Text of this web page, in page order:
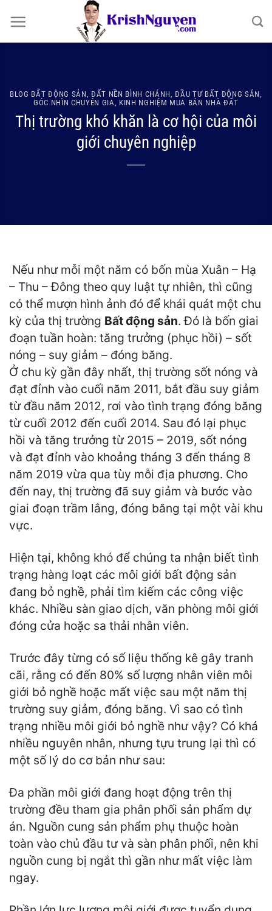
qua
nội
BLOG BẤT ĐỘNG SẢN ĐẤT NỀN BÌNH CHÁNH ,ĐẦU TƯ BẤT ĐỘNG SẢN
GÓC NHÌN CHUYÊN GIA
KINH NGHIỆM MUA BÁN NHÀ ĐẤT
Thị trường khó khăn là cơ hội của môi
giới chuyên nghiệp
Nếu như mỗi một năm có bốn mùa Xuân – Hạ
– Thu – Đông theo quy luật tự nhiên, thì cũng
có thể mượn hình ảnh đó để khái quát một chu
kỳ của thị trường Bất động sản. Đó là bốn giai
đoạn tuần hoàn: tăng trưởng (phục hồi) – sốt
nóng – suy giảm – đóng băng.
Ở chu kỳ gần đây nhất, thị trường sốt nóng và
đạt đỉnh vào cuối năm 2011, bắt đầu suy giảm
từ đầu năm 2012, rơi vào tình trạng đóng băng
từ cuối 2012 đến cuối 2014. Sau đó lại phục
hồi và tăng trưởng từ 2015 – 2019, sốt nóng
và đạt đỉnh vào khoảng tháng 3 đến tháng 8
năm 2019 vừa qua tùy mỗi địa phương. Cho
đến nay, thị trường đã suy giảm và bước vào
giai đoạn trầm lắng, đóng băng tại một vài khu
vực.
Hiện tại, không khó để chúng ta nhận biết tình
trạng hàng loạt các môi giới bất động sản
đang bỏ nghề, phải tìm kiếm các công việc
khác. Nhiều sàn giao dịch, văn phòng môi giới
đóng cửa hoặc sa thải nhân viên.
Trước đây từng có số liệu thống kê gây tranh
cãi, rằng có đến 80% số lượng nhân viên môi
giới bỏ nghề hoặc mất việc sau một năm thị
trường suy giảm, đóng băng. Vì sao có tình
trạng nhiều môi giới bỏ nghề như vậy? Có khá
nhiều nguyên nhân, nhưng tựu trung lại thì có
một số lý do cơ bản như sau:
Đa phần môi giới đang hoạt động trên thị
trường đều tham gia phân phối sản phẩm dự
án. Nguồn cung sản phẩm phụ thuộc hoàn
toàn vào chủ đầu tư và sàn phân phối, nên khi
nguồn cung bị ngắt thì gần như mất việc làm
ngay.